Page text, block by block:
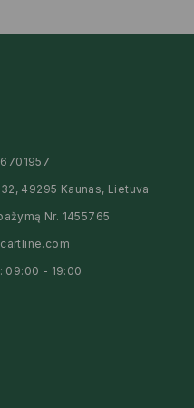
49295 Kaunas, Lietuva
Nr. 1455765
09:00 - 19:00